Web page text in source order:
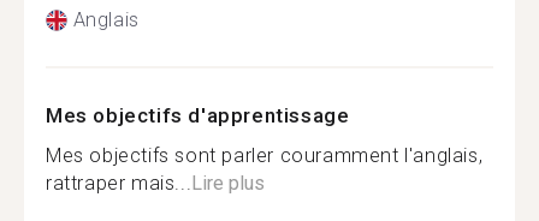
Anglais
Mes objectifs d'apprentissage
Mes objectifs sont parler couramment l'anglais,
rattraper mais...Lire plus